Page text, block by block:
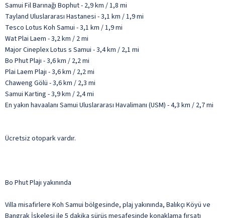
Samui Fil Barınağı Bophut - 2,9 km / 1,8 mi
Tayland Uluslararası Hastanesi - 3,1 km / 1,9 mi
Tesco Lotus Koh Samui - 3,1 km / 1,9 mi
Wat Plai Laem - 3,2 km / 2 mi
Major Cineplex Lotus s Samui - 3,4 km / 2,1 mi
Bo Phut Plajı - 3,6 km / 2,2 mi
Plai Laem Plajı - 3,6 km / 2,2 mi
Chaweng Gölü - 3,6 km / 2,3 mi
Samui Karting - 3,9 km / 2,4 mi
En yakın havaalanı Samui Uluslararası Havalimanı (USM) - 4,3 km / 2,7 mi
Ücretsiz otopark vardır.
Bo Phut Plajı yakınında
Villa misafirlere Koh Samui bölgesinde, plaj yakınında, Balıkçı Köyü ve
Bangrak İskelesi ile 5 dakika sürüş mesafesinde konaklama fırsatı